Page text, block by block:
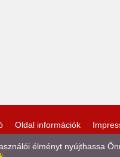
Oldal információk
élményt nyújthassa